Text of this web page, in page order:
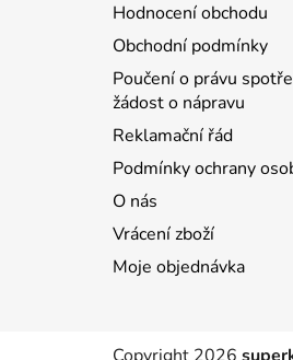
Hodnocení obchodu
Obchodní podmínky
Poučení o právu
žádost o nápravu
Reklamační řád
Podmínky ochrany
O nás
Vrácení zboží
Moje objednávka